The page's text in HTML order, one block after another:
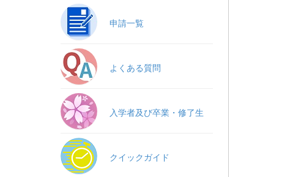
申請一覧
よくある質問
入学者及び卒業・修了生
クイックガイド